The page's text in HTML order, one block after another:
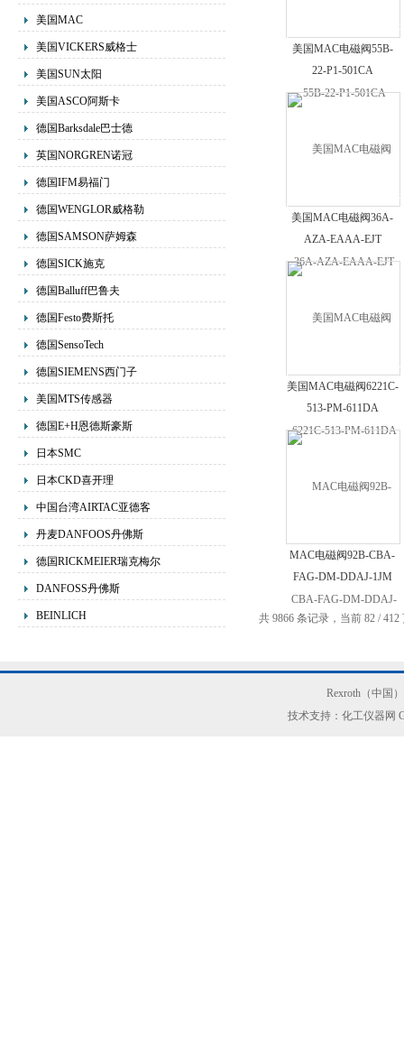
美国MAC
美国VICKERS威格士
美国SUN太阳
美国ASCO阿斯卡
德国Barksdale巴士德
英国NORGREN诺冠
德国IFM易福门
德国WENGLOR威格勒
德国SAMSON萨姆森
德国SICK施克
德国Balluff巴鲁夫
德国Festo费斯托
德国SensoTech
德国SIEMENS西门子
美国MTS传感器
德国E+H恩德斯豪斯
日本SMC
日本CKD喜开理
中国台湾AIRTAC亚德客
丹麦DANFOOS丹佛斯
德国RICKMEIER瑞克梅尔
DANFOSS丹佛斯
BEINLICH
美国MAC电磁阀55B-
22-P1-501CA
美国MAC电磁阀36A-
AZA-EAAA-EJT
美国MAC电磁阀6221C-
513-PM-611DA
MAC电磁阀92B-CBA-
FAG-DM-DDAJ-1JM
共 9866 条记录，当前 82 /
Rexroth（中国
技术支持：化工仪器网